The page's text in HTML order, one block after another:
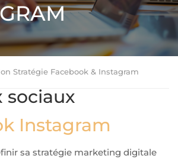
Stratégie Facebook & Instagram
sociaux
Instagram
sa stratégie marketing digitale